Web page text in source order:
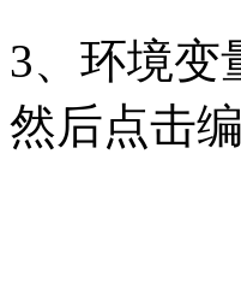
3、环境变
然后点击编